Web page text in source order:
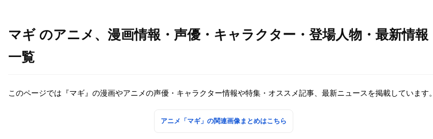
マギ のアニメ、漫画情報・声優・キャラクター・登場人物・最新情報
一覧
このページでは『マギ』の漫画やアニメの声優・キャラクター情報や特集・オススメ記事、最新ニュースを掲載しています。
アニメ「マギ」の関連画像まとめはこちら